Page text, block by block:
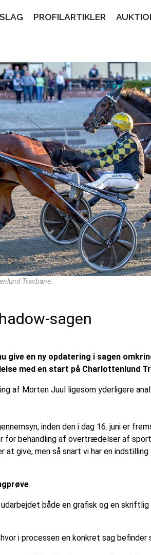
Travbane.
sagen
give en ny opdatering i sagen
med en start på Charlottenlund
af Morten Juul ligesom yderligere
inden den i dag 16. juni er
behandling af overtrædelser af
give, men så snart vi har en
både en grafisk og en
i processen en konkret sag befinder
PROFILARTIKLER